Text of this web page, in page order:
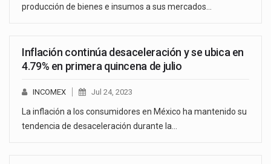
producción de bienes e insumos a sus mercados…
Inflación continúa desaceleración y se ubica en
4.79% en primera quincena de julio
INCOMEX Jul 24, 2023
La inflación a los consumidores en México ha mantenido su
tendencia de desaceleración durante la…